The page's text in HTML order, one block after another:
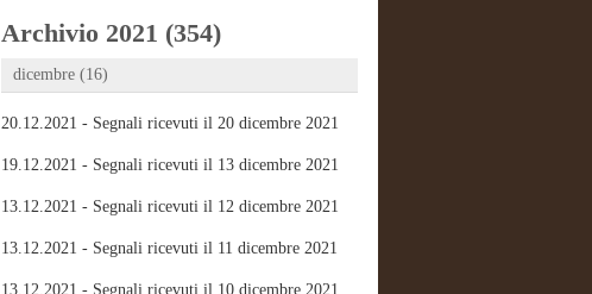
Archivio 2021 (354)
dicembre (16)
20.12.2021 - Segnali ricevuti il 20 dicembre 2021
19.12.2021 - Segnali ricevuti il 13 dicembre 2021
13.12.2021 - Segnali ricevuti il 12 dicembre 2021
13.12.2021 - Segnali ricevuti il 11 dicembre 2021
13.12.2021 - Segnali ricevuti il 10 dicembre 2021